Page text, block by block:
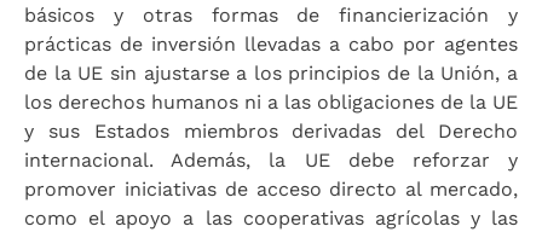
básicos y otras formas de financierización y
prácticas de inversión llevadas a cabo por agentes
de la UE sin ajustarse a los principios de la Unión, a
los derechos humanos ni a las obligaciones de la UE
y sus Estados miembros derivadas del Derecho
internacional. Además, la UE debe reforzar y
promover iniciativas de acceso directo al mercado,
como el apoyo a las cooperativas agrícolas y las